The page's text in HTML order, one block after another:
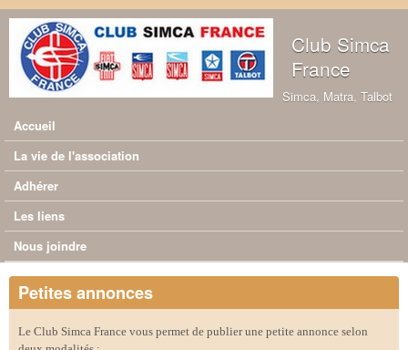
Aller au contenu principal
Club Simca
France
Simca, Matra, Talbot
Menu principal
Accueil
La vie de l'association
Adhérer
Les liens
Nous joindre
Petites annonces
Le Club Simca France vous permet de publier une petite annonce selon